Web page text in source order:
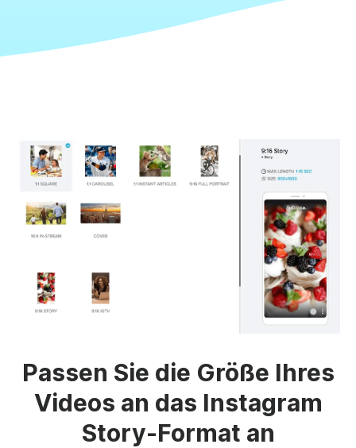
Passen Sie die Größe Ihres
Videos an das Instagram
Story-Format an